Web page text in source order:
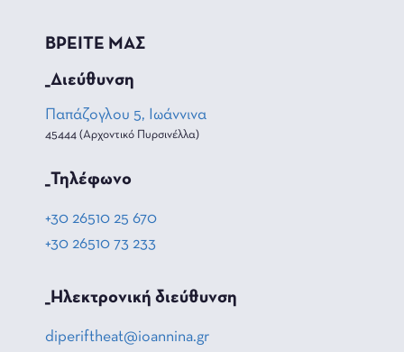
ΒΡΕΙΤΕ ΜΑΣ
_Διεύθυνση
Παπάζογλου 5, Ιωάννινα
45444 (Αρχοντικό Πυρσινέλλα)
_Τηλέφωνο
+30 26510 25 670
+30 26510 73 233
_Hλεκτρονική διεύθυνση
diperiftheat@ioannina.gr